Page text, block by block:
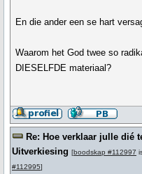
En die ander een se hart
Waarom het God twee so
DIESELFDE materiaal?
Re: Hoe verklaar julle dié
Uitverkiesing [boodskap #112997
#112995]